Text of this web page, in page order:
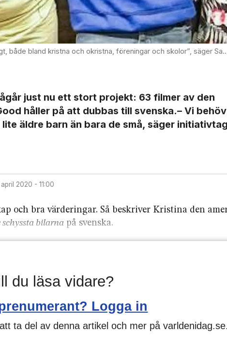
Samuel Nilsson, teknisk producent. Junice Andersen, till vänster, spelar Lizzy och Jeremia Hansson, till höger, spelar Eje. Foto: Privat
just nu ett stort projekt: 63 filmer av den
håller på att dubbas till svenska.– Vi
äldre barn än bara de små, säger
april 2020 - 11:00
och bra värderingar. Så beskriver Kristina den
schyssta bilarnapå svenska.
du läsa vidare?
Logga in
ta del av denna artikel och mer på